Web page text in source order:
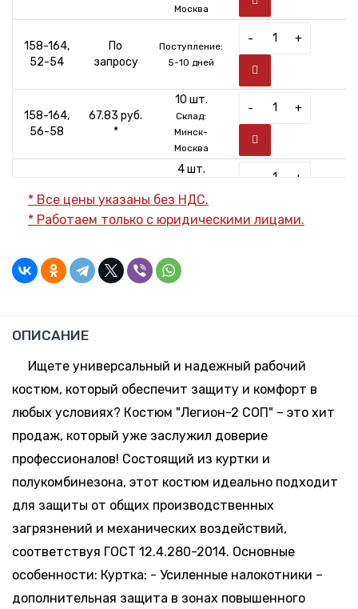
Москва
158-164,
52-54
По
запросу
Поступление:
5-10 дней
- +
158-164,
56-58
67.83 руб.
*
10 шт.
Склад:
Минск-
Москва
- +
40-42
*
4 шт.
Минск-
Москва
+
170-176,
44-46
67.83 руб.
*
Минск-
48-50
170-176,
52-54
67.83 руб.
*
Склад:
Минск-
- +
170-176,
56-58
67.83 руб.
*
Склад:
Минск-
-
170-176,
60-62
67.83 руб.
*
Склад:
Минск-
-
170-176,
67.83 руб.
Склад:
- +
* Все цены указаны без НДС.
* Работаем только с юридическими лицами.
ОПИСАНИЕ
Ищете универсальный и надежный рабочий
костюм, который обеспечит защиту и комфорт в
любых условиях? Костюм "Легион-2 СОП" – это хит
продаж, который уже заслужил доверие
профессионалов! Состоящий из куртки и
полукомбинезона, этот костюм идеально подходит
для защиты от общих производственных
загрязнений и механических воздействий,
соответствуя ГОСТ 12.4.280-2014. Основные
особенности: Куртка: - Усиленные налокотники –
дополнительная защита в зонах повышенного